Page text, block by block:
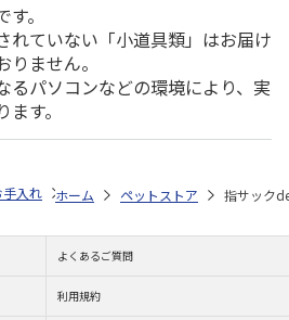
。
れていない「小道具類」はお届け
ません。
るパソコンなどの環境により、実
す。
手入れ デンタル用品（猫用） 指サック
ホーム ペットストア 指サック
よくあるご質問
利用規約